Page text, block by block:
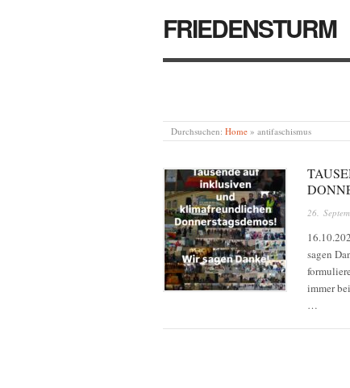
FRIEDENSTURM
Durchsuchen: Home » antifaschismus
26.
sagen
immer
…